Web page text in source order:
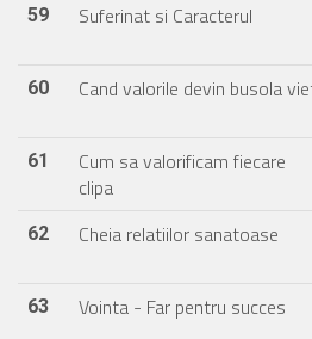
59 Suferinat si Caracterul
60 Cand valorile devin busola
61
Cum sa valorificam fiecare
clipa
62 Cheia relatiilor sanatoase
63 Vointa - Far pentru succes